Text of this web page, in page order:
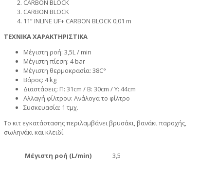
CARBON BLOCK
CARBON BLOCK
11” INLINE UF+ CARBON BLOCK 0,01 m
ΤΕΧΝΙΚΑ ΧΑΡΑΚΤΗΡΙΣΤΙΚΑ
Μέγιστη ροή: 3,5L / min
Μέγιστη πίεση: 4 bar
Μέγιστη θερμοκρασία: 38C°
Βάρος: 4 kg
Διαστάσεις: Π: 31cm / Β: 30cm / Υ: 44cm
Αλλαγή φίλτρου: Ανάλογα το φίλτρο
Συσκευασία: 1 τμχ.
Το κιτ εγκατάστασης περιλαμβάνει βρυσάκι, βανάκι παροχής,
σωληνάκι και κλειδί.
Μέγιστη ροή (L/min) 3,5